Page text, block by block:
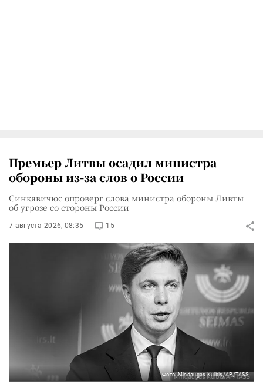
Премьер Литвы осадил министра
обороны из-за слов о России
Синкявичюс опроверг слова министра обороны Ливты
об угрозе со стороны России
7 августа 2026, 08:35 15
Фото: Mindaugas Kulbis/AP/TASS